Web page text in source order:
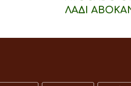
ΛΑΔΙ